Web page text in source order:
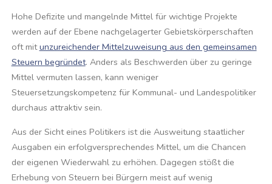
Hohe Defizite und mangelnde Mittel für wichtige Projekte
werden auf der Ebene nachgelagerter Gebietskörperschaften
oft mitunzureichender Mittelzuweisung aus den gemeinsamen
Steuern begründet. Anders als Beschwerden über zu geringe
Mittel vermuten lassen, kann weniger
Steuersetzungskompetenz für Kommunal- und Landespolitiker
durchaus attraktiv sein.
Aus der Sicht eines Politikers ist die Ausweitung staatlicher
Ausgaben ein erfolgversprechendes Mittel, um die Chancen
der eigenen Wiederwahl zu erhöhen. Dagegen stößt die
Erhebung von Steuern bei Bürgern meist auf wenig